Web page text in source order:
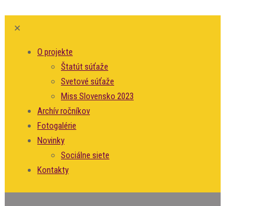
✕
O projekte
Štatút súťaže
Svetové súťaže
Miss Slovensko 2023
Archív ročníkov
Fotogalérie
Novinky
Sociálne siete
Kontakty